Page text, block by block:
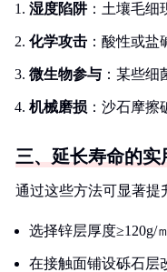
湿度陷阱：土壤毛细
化学攻击 ：酸性或
微生物参与 ：某些
机械磨损 ：沙石摩
三、延长寿命的实
通过这些方法可显著提
选择锌层厚度≥120g/
在接触面铺设砾石层